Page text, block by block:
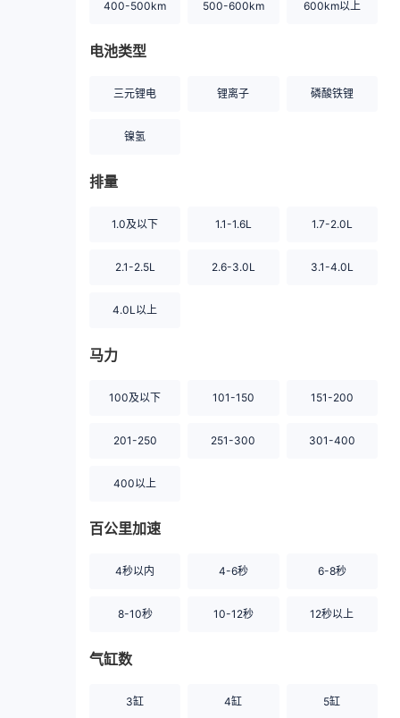
400-500km 500-600km 600km以上
电池类型
三元锂电 锂离子 磷酸铁锂
镍氢
排量
1.0及以下 1.1-1.6L 1.7-2.0L
2.1-2.5L 2.6-3.0L 3.1-4.0L
4.0L以上
马力
100及以下 101-150 151-200
201-250 251-300 301-400
400以上
百公里加速
4秒以内 4-6秒 6-8秒
8-10秒 10-12秒 12秒以上
气缸数
3缸 4缸 5缸